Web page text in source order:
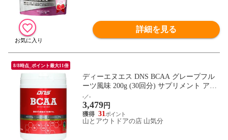
詳細を見る
8/8時点_ポイント最大11倍
ディーエヌエス DNS BCAA グレープフル
ーツ風味 200g (30回分) サプリメント アミ
ノ酸 筋トレ 運動 スポーツサプリ 練習 部
活 ジム 試合 集中力 トレーニング BCAA20
0
-／-
3,479円
31
山とアウトドアの店 山気分